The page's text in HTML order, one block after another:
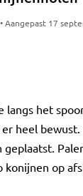
Aangepast 17
langs het
heel
op